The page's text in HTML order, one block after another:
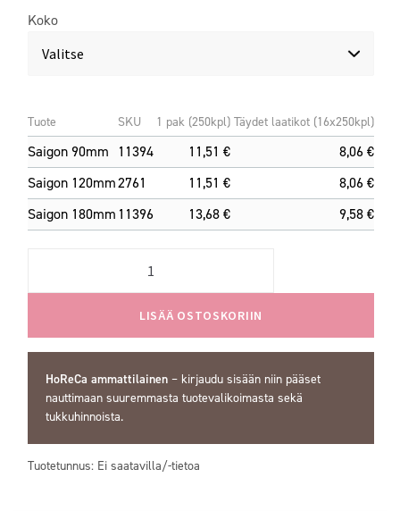
Koko
Tuote SKU 1 pak (250kpl) Täydet laatikot (16x250kpl)
Saigon 90mm 11394 11,51 €
8,06 €
Saigon 120mm2761 11,51 €
8,06 €
Saigon 180mm 11396 13,68 € 9,58 €
LISÄÄ OSTOSKORIIN
HoReCa ammattilainen – kirjaudu sisään niin pääset
nauttimaan suuremmasta tuotevalikoimasta sekä
tukkuhinnoista.
Tuotetunnus: Ei saatavilla/-tietoa